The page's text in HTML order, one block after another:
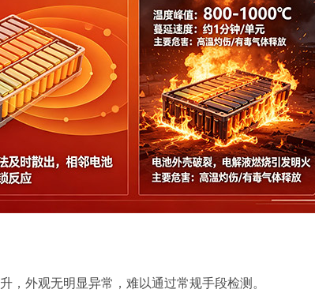
外观无明显异常，难以通过常规手段检测。